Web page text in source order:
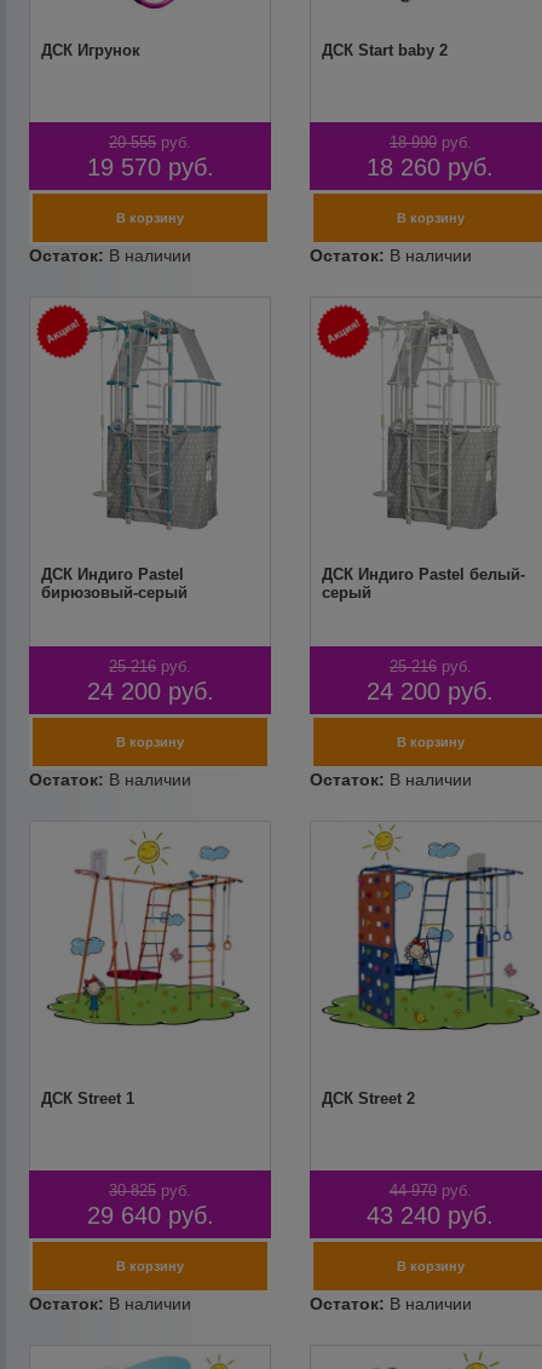
ДСК Игрунок
20 555 руб.
19 570 руб.
ДСК Start baby 2
18 990 руб.
18 260 руб.
ДСК Индиго Pastel
бирюзовый-серый
25 216 руб.
24 200 руб.
ДСК Индиго Pastel белый-
серый
25 216 руб.
24 200 руб.
ДСК Street 1
30 825 руб.
29 640 руб.
ДСК Street 2
44 970 руб.
43 240 руб.